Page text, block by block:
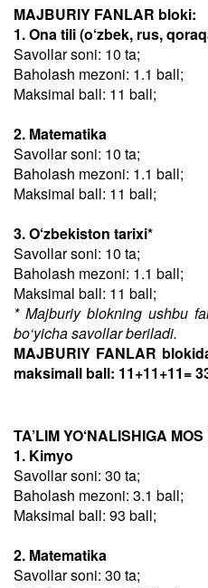
MAJBURIY FANLAR bloki:
1. Ona tili (o‘zbek, rus,
Savollar soni: 10 ta;
Baholash mezoni: 1.1 ball;
Maksimal ball: 11 ball;
2. Matematika
Savollar soni: 10 ta;
Baholash mezoni: 1.1 ball;
Maksimal ball: 11 ball;
3. O‘zbekiston tarixi*
Savollar soni: 10 ta;
Baholash mezoni: 1.1 ball;
Maksimal ball: 11 ball;
* Majburiy blokning ushbu
bo‘yicha savollar beriladi.
MAJBURIY FANLAR
maksimall ball: 11+11+11=
TA’LIM YO‘NALISHIGA
1. Kimyo
Savollar soni: 30 ta;
Baholash mezoni: 3.1 ball;
Maksimal ball: 93 ball;
2. Matematika
Savollar soni: 30 ta;